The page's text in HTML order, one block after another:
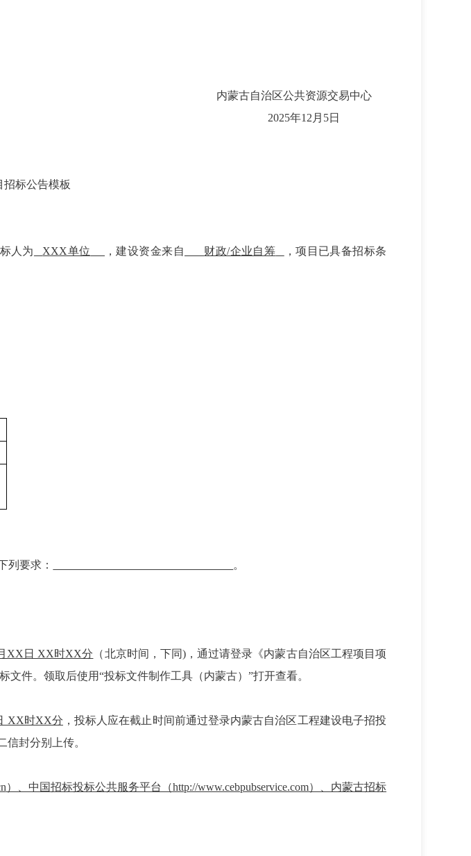
内蒙古自治区公共资源交易中心
2025年12月5日
招标公告模板
人为 XXX单位 ，建设资金来自 财政/企业自筹
，项目已具备招标条
列要求：
。
XX日 XX时XX分 （北京时间，下同)，通过请登录《内蒙古自治区工程项目项
文件。领取后使用“投标文件制作工具（内蒙古）”打开查看。
XX时XX分 ，投标人应在截止时间前通过登录内蒙古自治区工程建设电子招投
封分别上传。
）、中国招标投标公共服务平台（http://www.cebpubservice.com）、内蒙古招标